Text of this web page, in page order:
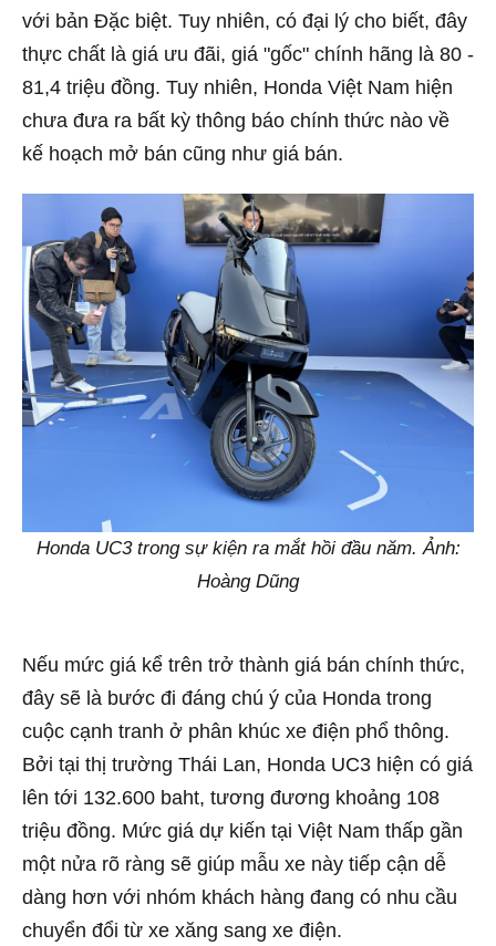
với bản Đặc biệt. Tuy nhiên, có đại lý cho biết, đây
thực chất là giá ưu đãi, giá "gốc" chính hãng là 80 -
81,4 triệu đồng. Tuy nhiên, Honda Việt Nam hiện
chưa đưa ra bất kỳ thông báo chính thức nào về
kế hoạch mở bán cũng như giá bán.
Honda UC3 trong sự kiện ra mắt hồi đầu năm. Ảnh:
Hoàng Dũng
Nếu mức giá kể trên trở thành giá bán chính thức,
đây sẽ là bước đi đáng chú ý của Honda trong
cuộc cạnh tranh ở phân khúc xe điện phổ thông.
Bởi tại thị trường Thái Lan, Honda UC3 hiện có giá
lên tới 132.600 baht, tương đương khoảng 108
triệu đồng. Mức giá dự kiến tại Việt Nam thấp gần
một nửa rõ ràng sẽ giúp mẫu xe này tiếp cận dễ
dàng hơn với nhóm khách hàng đang có nhu cầu
chuyển đổi từ xe xăng sang xe điện.